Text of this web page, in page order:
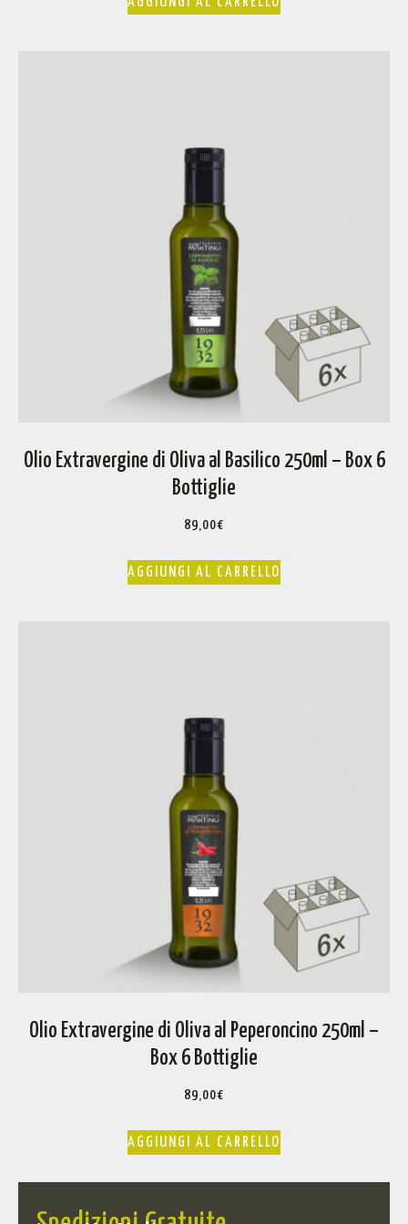
Olio Extravergine di Oliva al Basilico 250ml – Box 6
Bottiglie
89,00€
AGGIUNGI AL CARRELLO
Olio Extravergine di Oliva al Peperoncino 250ml –
Box 6 Bottiglie
89,00€
AGGIUNGI AL CARRELLO